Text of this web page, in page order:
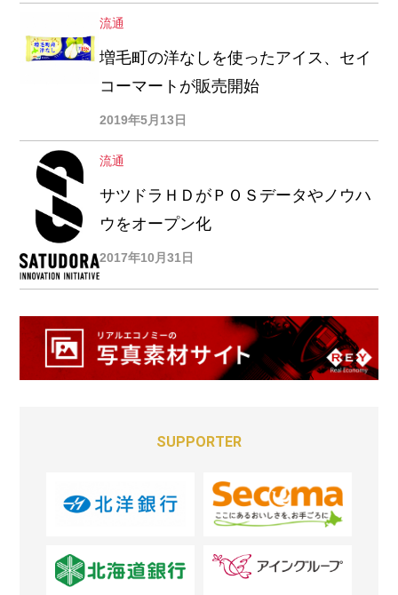
流通
増毛町の洋なしを使ったアイス、セイ
コーマートが販売開始
2019年5月13日
流通
サツドラＨＤがＰＯＳデータやノウハ
ウをオープン化
2017年10月31日
SUPPORTER